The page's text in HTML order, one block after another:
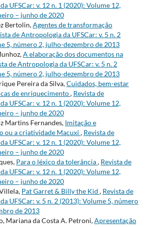
UFSCar: v. 12 n. 1 (2020): Volume 12,
– junho de 2020
Bertolin,Agentes de transformação
de Antropologia da UFSCar: v. 5 n. 2
5, número 2, julho-dezembro de 2013
A elaboração dos documentos na
de Antropologia da UFSCar: v. 5 n. 2
5, número 2, julho-dezembro de 2013
Pereira da Silva,Cuidados, bem-estar
de enriquecimento, Revista de
UFSCar: v. 12 n. 1 (2020): Volume 12,
– junho de 2020
Martins Fernandes, Imitação e
ou a criatividade Macuxi , Revista de
UFSCar: v. 12 n. 1 (2020): Volume 12,
– junho de 2020
Para o léxico da tolerância, Revista de
UFSCar: v. 12 n. 1 (2020): Volume 12,
– junho de 2020
Pat Garret & Billy the Kid , Revista de
UFSCar: v. 5 n. 2 (2013): Volume 5, número
de 2013
Mariana da Costa A. Petroni,Apresentação